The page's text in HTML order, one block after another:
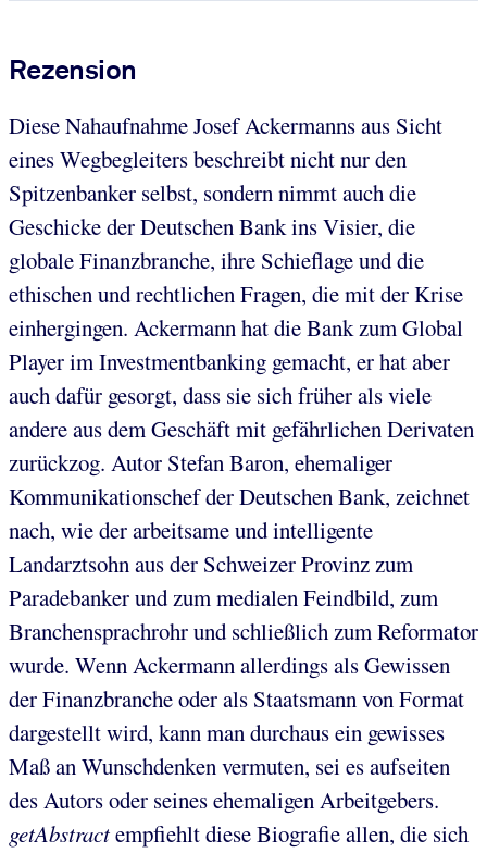
Rezension
Diese Nahaufnahme Josef Ackermanns aus Sicht
eines Wegbegleiters beschreibt nicht nur den
Spitzenbanker selbst, sondern nimmt auch die
Geschicke der Deutschen Bank ins Visier, die
globale Finanzbranche, ihre Schieflage und die
ethischen und rechtlichen Fragen, die mit der Krise
einhergingen. Ackermann hat die Bank zum Global
Player im Investmentbanking gemacht, er hat aber
auch dafür gesorgt, dass sie sich früher als viele
andere aus dem Geschäft mit gefährlichen Derivaten
zurückzog. Autor Stefan Baron, ehemaliger
Kommunikationschef der Deutschen Bank, zeichnet
nach, wie der arbeitsame und intelligente
Landarztsohn aus der Schweizer Provinz zum
Paradebanker und zum medialen Feindbild, zum
Branchensprachrohr und schließlich zum Reformator
wurde. Wenn Ackermann allerdings als Gewissen
der Finanzbranche oder als Staatsmann von Format
dargestellt wird, kann man durchaus ein gewisses
Maß an Wunschdenken vermuten, sei es aufseiten
des Autors oder seines ehemaligen Arbeitgebers.
getAbstractempfiehlt diese Biografie allen, die sich